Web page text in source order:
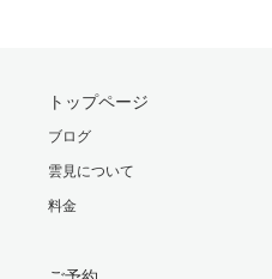
トップページ
ブログ
雲見について
料金